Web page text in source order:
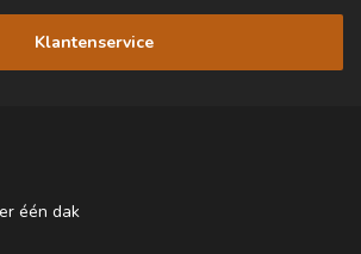
Klantenservice
één dak